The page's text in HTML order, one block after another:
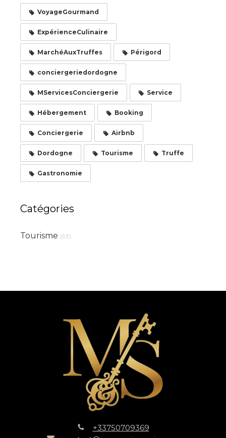
VoyageGourmand
ExpérienceCulinaire
MarchéAuxTruffes Périgord
conciergeriedordogne
MServicesConciergerie Service
Hébergement Booking
Conciergerie Airbnb
Dordogne Tourisme Truffe
Gastronomie
Catégories
Tourisme (93)
+33750709369